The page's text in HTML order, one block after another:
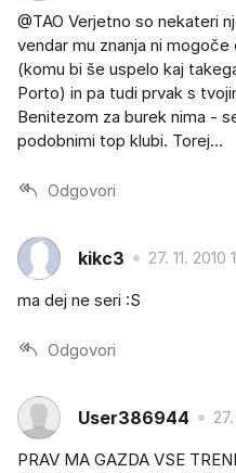
@TAO Verjetno so nekateri
vendar mu znanja ni
(komu bi še uspelo kaj
Porto) in pa tudi prvak s
Benitezom za burek nima -
podobnimi top klubi. Torej...
Odgovori
kikc3 27. 11. 2010
ma dej ne seri :S
Odgovori
User386944
PRAV MA GAZDA VSE